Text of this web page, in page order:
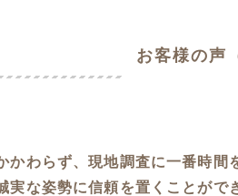
お客様の声
かわらず、現地調査に一番時間
実な姿勢に信頼を置くことがで